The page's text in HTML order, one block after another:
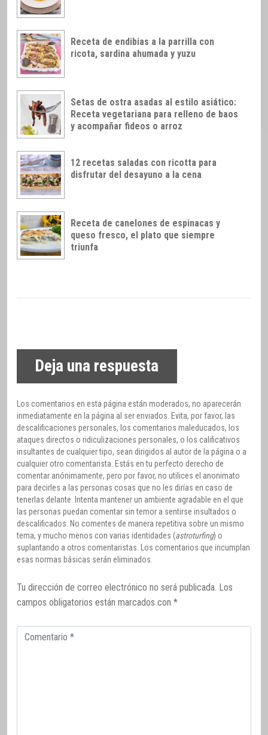
Receta de endibias a la parrilla con
ricota, sardina ahumada y yuzu
Setas de ostra asadas al estilo asiático:
Receta vegetariana para relleno de baos
y acompañar fideos o arroz
12 recetas saladas con ricotta para
disfrutar del desayuno a la cena
Receta de canelones de espinacas y
queso fresco, el plato que siempre
triunfa
Deja una respuesta
Los comentarios en esta página están moderados, no aparecerán
inmediatamente en la página al ser enviados. Evita, por favor, las
descalificaciones personales, los comentarios maleducados, los
ataques directos o ridiculizaciones personales, o los calificativos
insultantes de cualquier tipo, sean dirigidos al autor de la página o a
cualquier otro comentarista. Estás en tu perfecto derecho de
comentar anónimamente, pero por favor, no utilices el anonimato
para decirles a las personas cosas que no les dirías en caso de
tenerlas delante. Intenta mantener un ambiente agradable en el que
las personas puedan comentar sin temor a sentirse insultados o
descalificados. No comentes de manera repetitiva sobre un mismo
tema, y mucho menos con varias identidades (astroturfing) o
suplantando a otros comentaristas. Los comentarios que incumplan
esas normas básicas serán eliminados.
Tu dirección de correo electrónico no será publicada. Los
campos obligatorios están marcados con *
Comentario